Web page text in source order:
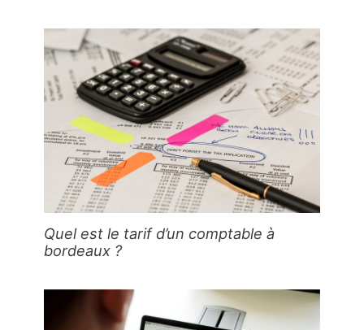
Quel est le tarif d’un comptable à
bordeaux ?